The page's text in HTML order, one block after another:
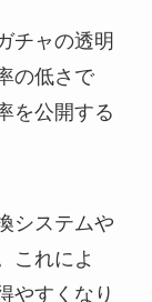
チャの透明
の低さで
を公開する
システムや
これによ
やすくなり